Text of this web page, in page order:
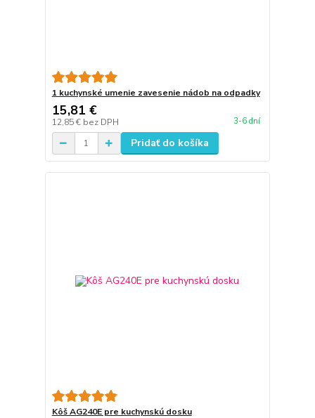
1 kuchynské umenie zavesenie nádob na odpadky
15,81 €
12,85 € bez DPH 3-6 dní
Pridať do košíka
Kôš AG240E pre kuchynskú dosku